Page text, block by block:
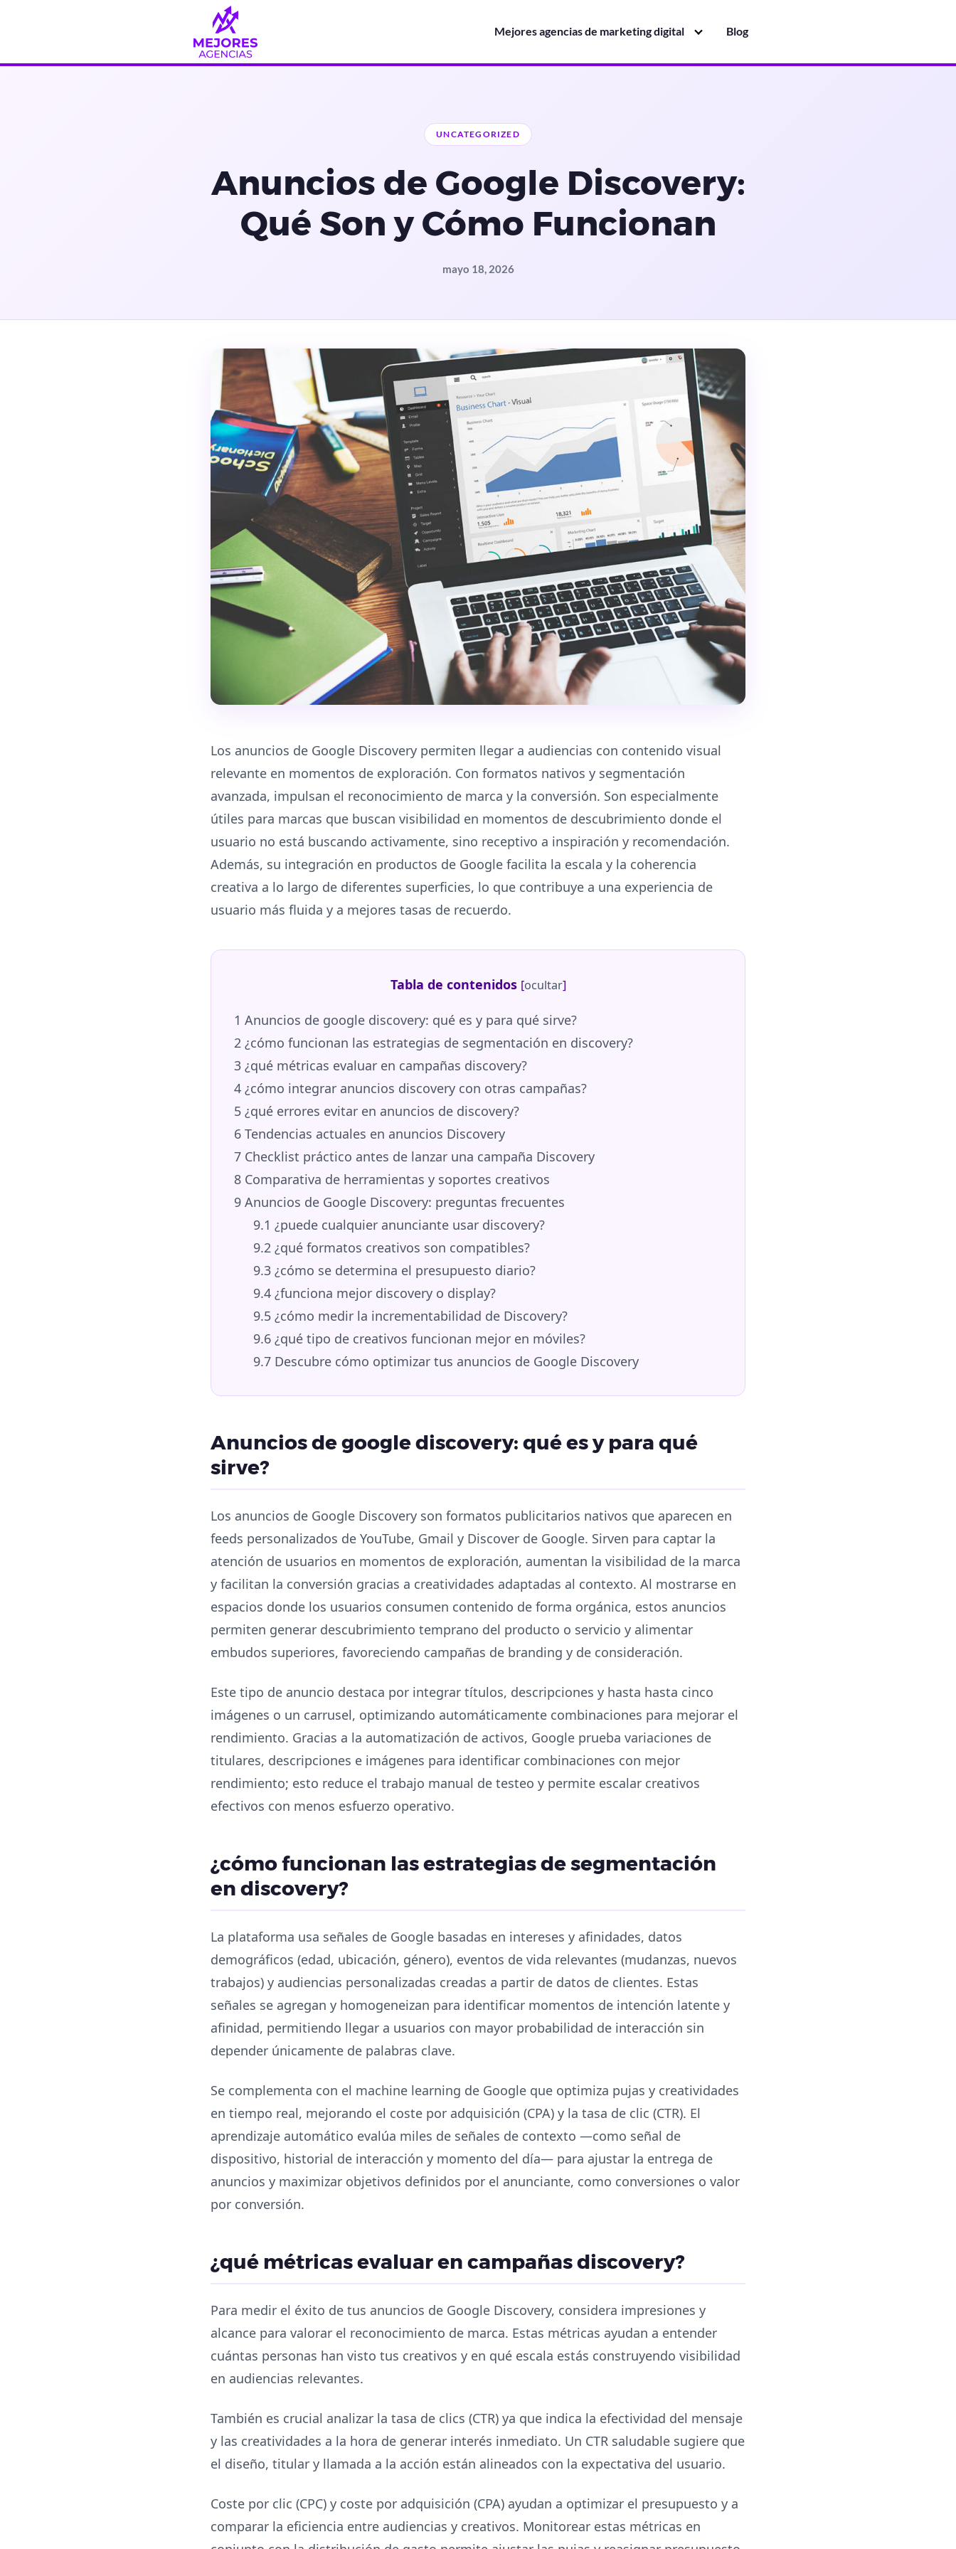
Mejores agencias de marketing digital Blog
UNCATEGORIZED
Anuncios de Google Discovery:
Qué Son y Cómo Funcionan
mayo 18, 2026
Los anuncios de Google Discovery permiten llegar a audiencias con contenido visual
relevante en momentos de exploración. Con formatos nativos y segmentación
avanzada, impulsan el reconocimiento de marca y la conversión. Son especialmente
útiles para marcas que buscan visibilidad en momentos de descubrimiento donde el
usuario no está buscando activamente, sino receptivo a inspiración y recomendación.
Además, su integración en productos de Google facilita la escala y la coherencia
creativa a lo largo de diferentes superficies, lo que contribuye a una experiencia de
usuario más fluida y a mejores tasas de recuerdo.
Tabla de contenidos [ocultar]
1 Anuncios de google discovery: qué es y para qué sirve?
2 ¿cómo funcionan las estrategias de segmentación en discovery?
3 ¿qué métricas evaluar en campañas discovery?
4 ¿cómo integrar anuncios discovery con otras campañas?
5 ¿qué errores evitar en anuncios de discovery?
6 Tendencias actuales en anuncios Discovery
7 Checklist práctico antes de lanzar una campaña Discovery
8 Comparativa de herramientas y soportes creativos
9 Anuncios de Google Discovery: preguntas frecuentes
9.1 ¿puede cualquier anunciante usar discovery?
9.2 ¿qué formatos creativos son compatibles?
9.3 ¿cómo se determina el presupuesto diario?
9.4 ¿funciona mejor discovery o display?
9.5 ¿cómo medir la incrementabilidad de Discovery?
9.6 ¿qué tipo de creativos funcionan mejor en móviles?
9.7 Descubre cómo optimizar tus anuncios de Google Discovery
Anuncios de google discovery: qué es y para qué
sirve?
Los anuncios de Google Discovery son formatos publicitarios nativos que aparecen en
feeds personalizados de YouTube, Gmail y Discover de Google. Sirven para captar la
atención de usuarios en momentos de exploración, aumentan la visibilidad de la marca
y facilitan la conversión gracias a creatividades adaptadas al contexto. Al mostrarse en
espacios donde los usuarios consumen contenido de forma orgánica, estos anuncios
permiten generar descubrimiento temprano del producto o servicio y alimentar
embudos superiores, favoreciendo campañas de branding y de consideración.
Este tipo de anuncio destaca por integrar títulos, descripciones y hasta hasta cinco
imágenes o un carrusel, optimizando automáticamente combinaciones para mejorar el
rendimiento. Gracias a la automatización de activos, Google prueba variaciones de
titulares, descripciones e imágenes para identificar combinaciones con mejor
rendimiento; esto reduce el trabajo manual de testeo y permite escalar creativos
efectivos con menos esfuerzo operativo.
¿cómo funcionan las estrategias de segmentación
en discovery?
La plataforma usa señales de Google basadas en intereses y afinidades, datos
demográficos (edad, ubicación, género), eventos de vida relevantes (mudanzas, nuevos
trabajos) y audiencias personalizadas creadas a partir de datos de clientes. Estas
señales se agregan y homogeneizan para identificar momentos de intención latente y
afinidad, permitiendo llegar a usuarios con mayor probabilidad de interacción sin
depender únicamente de palabras clave.
Se complementa con el machine learning de Google que optimiza pujas y creatividades
en tiempo real, mejorando el coste por adquisición (CPA) y la tasa de clic (CTR). El
aprendizaje automático evalúa miles de señales de contexto —como señal de
dispositivo, historial de interacción y momento del día— para ajustar la entrega de
anuncios y maximizar objetivos definidos por el anunciante, como conversiones o valor
por conversión.
¿qué métricas evaluar en campañas discovery?
Para medir el éxito de tus anuncios de Google Discovery, considera impresiones y
alcance para valorar el reconocimiento de marca. Estas métricas ayudan a entender
cuántas personas han visto tus creativos y en qué escala estás construyendo visibilidad
en audiencias relevantes.
También es crucial analizar la tasa de clics (CTR) ya que indica la efectividad del mensaje
y las creatividades a la hora de generar interés inmediato. Un CTR saludable sugiere que
el diseño, titular y llamada a la acción están alineados con la expectativa del usuario.
Coste por clic (CPC) y coste por adquisición (CPA) ayudan a optimizar el presupuesto y a
comparar la eficiencia entre audiencias y creativos. Monitorear estas métricas en